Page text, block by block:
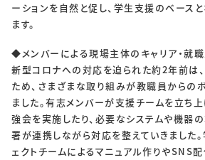
ーションを自然と促し、学生支援のベース
ます。
◆メンバーによる現場主体のキャリア・就
新型コロナへの対応を迫られた約2年前は
ため、さまざまな取り組みが教職員からの
ました。有志メンバーが支援チームを立ち
強会を実施したり、必要なシステムや機器
署が連携しながら対応を整えていきました
ェクトチームによるマニュアル作りやSNS